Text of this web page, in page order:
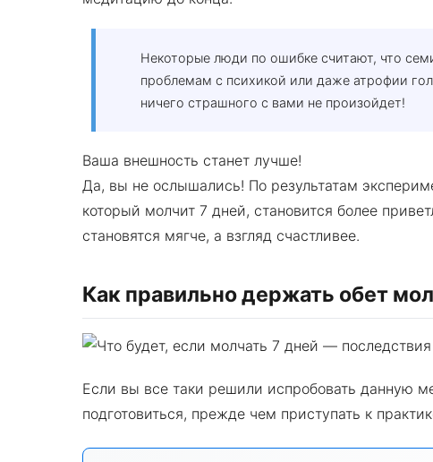
Некоторые люди по ошибке считают, что
проблемам с психикой или даже атрофии
ничего страшного с вами не произойдет!
Ваша внешность станет лучше!
Да, вы не ослышались! По результатам
который молчит 7 дней, становится более
становятся мягче, а взгляд счастливее.
Как правильно держать обет
Если вы все таки решили испробовать данную
подготовиться, прежде чем приступать к